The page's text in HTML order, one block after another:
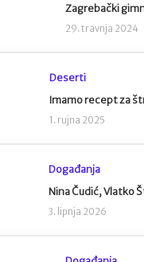
Zagrebački
29. travnja 2024
Deserti
Imamo recept za
1. rujna 2025
Događanja
Nina Čudić, Vlatko
3. lipnja 2026